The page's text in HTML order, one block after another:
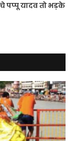
पप्पू यादव तो भड़के